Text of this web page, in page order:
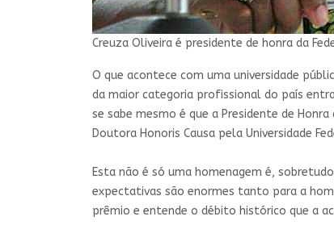
Creuza Oliveira é presidente de honra da
O que acontece com uma universidade
da maior categoria profissional do país
se sabe mesmo é que a Presidente de Honra
Doutora Honoris Causa pela Universidade
Esta não é só uma homenagem é,
expectativas são enormes tanto para a
prêmio e entende o débito histórico que a